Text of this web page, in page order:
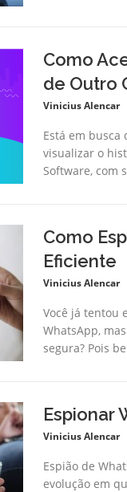
Como
de Outro
Vinicius Alencar
Está em
visualizar o
Software, com
Como
Eficiente
Vinicius Alencar
Você já tentou
WhatsApp,
segura? Pois
Espionar
Vinicius Alencar
Espião de
evolução em